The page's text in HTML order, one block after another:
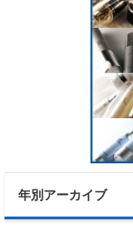
年別アーカイブ